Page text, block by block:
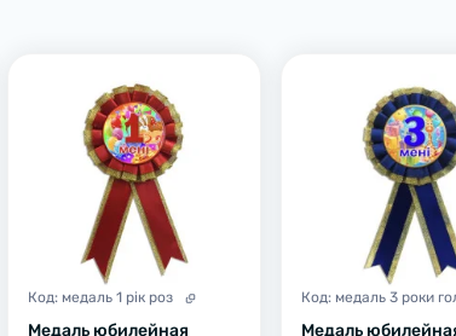
Код: медаль 1 рік роз
Медаль юбилейная
Код: медаль 3 роки
Медаль